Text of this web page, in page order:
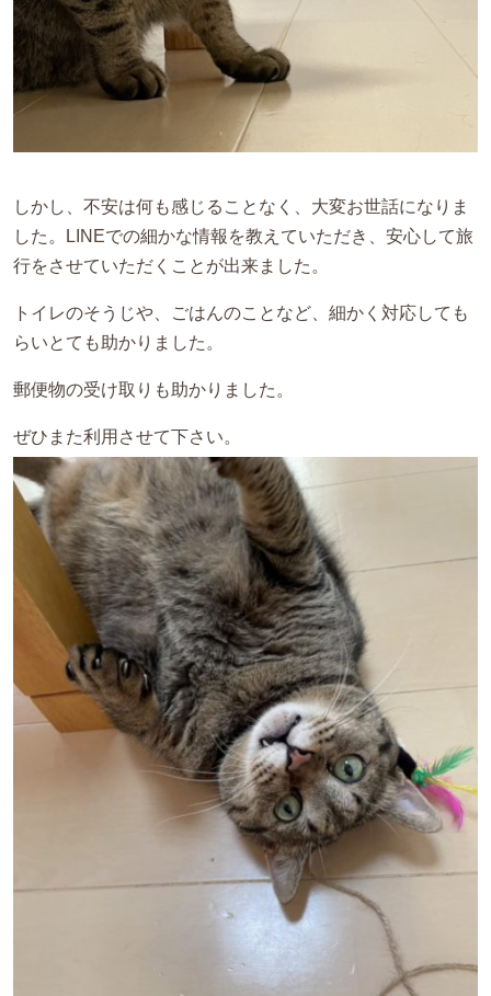
しかし、不安は何も感じることなく、大変お世話になりま
した。
LINEでの細かな情報を教えていただき、安心して旅
行をさせていただくことが出来ました。
トイレのそうじや、ごはんのことなど、細かく対応しても
らいとても助かりました。
郵便物の受け取りも助かりました。
ぜひまた利用させて下さい。